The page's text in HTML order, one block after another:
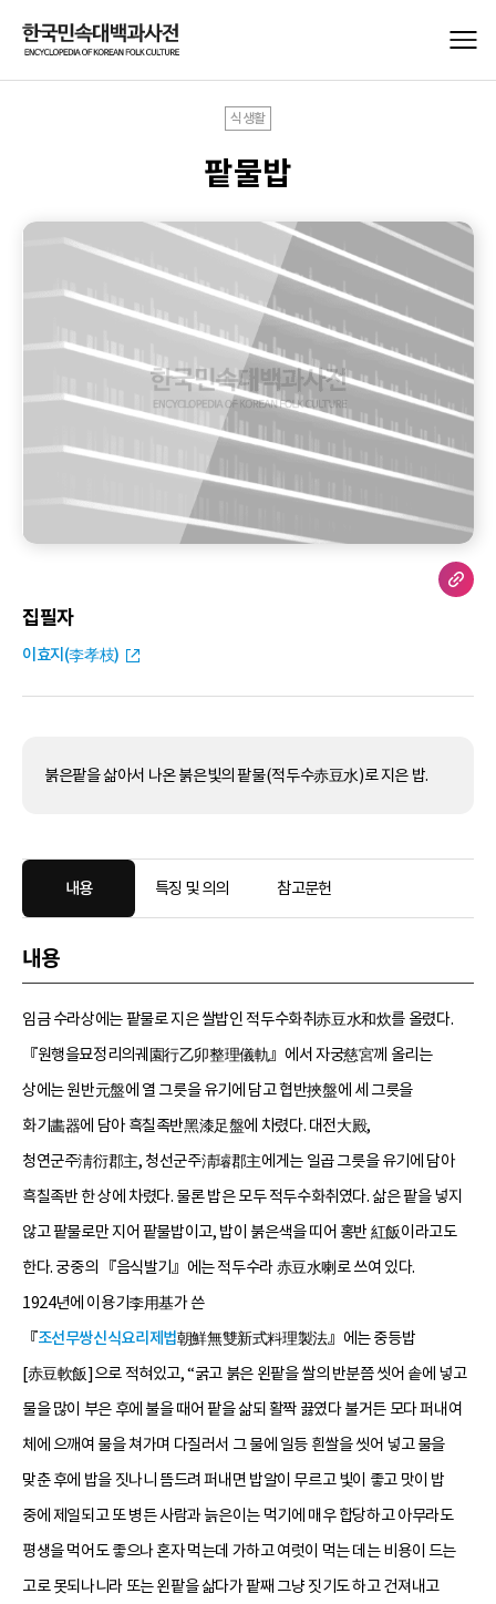
식생활
팥물밥
집필자
이효지(李孝枝)
붉은팥을 삶아서 나온 붉은빛의 팥물(적두수赤豆水)로 지은 밥.
내용 특징 및 의의 참고문헌
내용
임금 수라상에는 팥물로 지은 쌀밥인 적두수화취赤豆水和炊를 올렸다.
『원행을묘정리의궤園行乙卯整理儀軌』에서 자궁慈宮께 올리는
상에는 원반元盤에 열 그릇을 유기에 담고 협반挾盤에 세 그릇을
화기畵器에 담아 흑칠족반黑漆足盤에 차렸다. 대전大殿,
청연군주淸衍郡主, 청선군주淸璿郡主에게는 일곱 그릇을 유기에 담아
흑칠족반 한 상에 차렸다. 물론 밥은 모두 적두수화취였다. 삶은 팥을 넣지
않고 팥물로만 지어 팥물밥이고, 밥이 붉은색을 띠어 홍반 紅飯이라고도
한다. 궁중의 『음식발기』에는 적두수라 赤豆水喇로 쓰여 있다.
1924년에 이용기李用基가 쓴
『조선무쌍신식요리제법朝鮮無雙新式料理製法』에는 중등밥
[赤豆軟飯]으로 적혀있고, “굵고 붉은 왼팥을 쌀의 반분쯤 씻어 솥에 넣고
물을 많이 부은 후에 불을 때어 팥을 삶되 활짝 끓였다 불거든 모다 퍼내여
체에 으깨여 물을 쳐가며 다질러서 그 물에 일등 흰쌀을 씻어 넣고 물을
맞춘 후에 밥을 짓나니 뜸드려 퍼내면 밥알이 무르고 빛이 좋고 맛이 밥
중에 제일되고 또 병든 사람과 늙은이는 먹기에 매우 합당하고 아무라도
평생을 먹어도 좋으나 혼자 먹는데 가하고 여럿이 먹는 데는 비용이 드는
고로 못되나니라 또는 왼팥을 삶다가 팥째 그냥 짓기도 하고 건져내고